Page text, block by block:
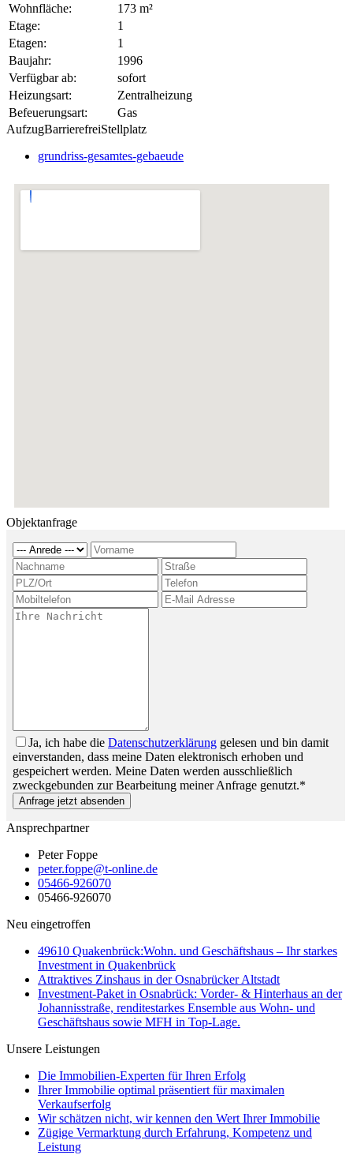
Wohnfläche:
173 m²
Etage:
1
Etagen:
1
Baujahr:
1996
Verfügbar ab:
sofort
Heizungsart:
Zentralheizung
Befeuerungsart:
Gas
AufzugBarrierefreiStellplatz
grundriss-gesamtes-gebaeude
Objektanfrage
Ja, ich habe die Datenschutzerklärung gelesen und bin damit
einverstanden, dass meine Daten elektronisch erhoben und
gespeichert werden. Meine Daten werden ausschließlich
zweckgebunden zur Bearbeitung meiner Anfrage genutzt.*
Anfrage jetzt absenden
Ansprechpartner
Peter Foppe
peter.foppe@t-online.de
05466-926070
05466-926070
Neu eingetroffen
49610 Quakenbrück:Wohn. und Geschäftshaus – Ihr starkes
Investment in Quakenbrück
Attraktives Zinshaus in der Osnabrücker Altstadt
Investment-Paket in Osnabrück: Vorder- & Hinterhaus an der
Johannisstraße, renditestarkes Ensemble aus Wohn- und
Geschäftshaus sowie MFH in Top-Lage.
Unsere Leistungen
Die Immobilien-Experten für Ihren Erfolg
Ihrer Immobilie optimal präsentiert für maximalen
Verkaufserfolg
Wir schätzen nicht, wir kennen den Wert Ihrer Immobilie
Zügige Vermarktung durch Erfahrung, Kompetenz und
Leistung